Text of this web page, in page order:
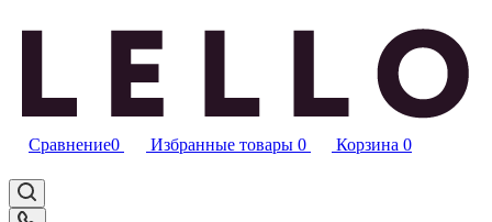
Сравнение0 Избранные товары 0 Корзина 0